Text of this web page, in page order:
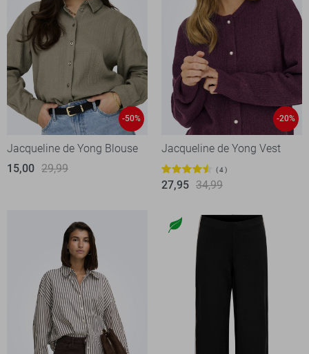
-50%
Jacqueline de Yong Blouse
15,00 29,99
-20%
Jacqueline de Yong Vest
4
27,95 34,99